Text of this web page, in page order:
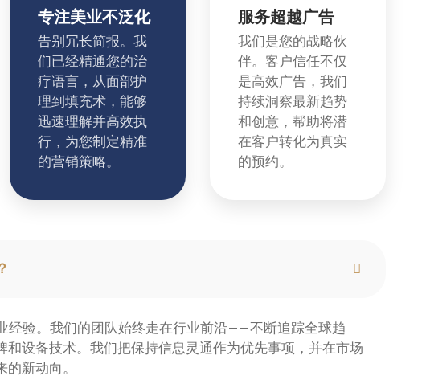
专注美业不泛化
告别冗长简报。我
们已经精通您的治
疗语言，从面部护
理到填充术，能够
迅速理解并高效执
行，为您制定精准
的营销策略。
服务超越广告
我们是您的战略伙
伴。客户信任不仅
是高效广告，我们
持续洞察最新趋势
和创意，帮助将潜
在客户转化为真实
的预约。
经验。我们的团队始终走在行业前沿——不断追踪全球趋
和设备技术。我们把保持信息灵通作为优先事项，并在市场
新动向。